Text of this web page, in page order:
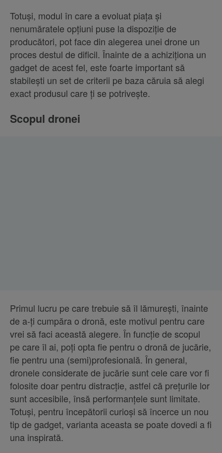
Totuși, modul în care a evoluat piața și
nenumăratele opțiuni puse la dispoziție de
producători, pot face din alegerea unei drone un
proces destul de dificil. Înainte de a achiziționa un
gadget de acest fel, este foarte important să
stabilești un set de criterii pe baza căruia să alegi
exact produsul care ți se potrivește.
Scopul dronei
Primul lucru pe care trebuie să îl lămurești, înainte
de a-ți cumpăra o dronă, este motivul pentru care
vrei să faci această alegere. În funcție de scopul
pe care îl ai, poți opta fie pentru o dronă de jucărie,
fie pentru una (semi)profesională. În general,
dronele considerate de jucărie sunt cele care vor fi
folosite doar pentru distracție, astfel că prețurile lor
sunt accesibile, însă performanțele sunt limitate.
Totuși, pentru începătorii curioși să încerce un nou
tip de gadget, varianta aceasta se poate dovedi a fi
una inspirată.